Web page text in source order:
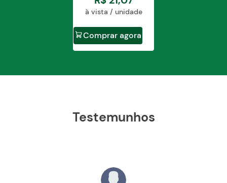
à vista / unidade
Comprar agora
Testemunhos